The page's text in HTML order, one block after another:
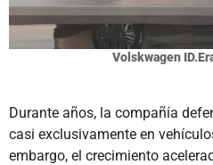
Volskwagen
Durante años, la compañía
casi exclusivamente en
embargo, el crecimiento